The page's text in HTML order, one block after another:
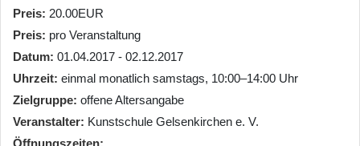
Preis 20.00EUR
Preis pro Veranstaltung
Datum 01.04.2017 - 02.12.2017
Uhrzeit einmal monatlich samstags, 10:00–14:00 Uhr
Zielgruppe offene Altersangabe
Veranstalter Kunstschule Gelsenkirchen e. V.
Öffnungszeiten